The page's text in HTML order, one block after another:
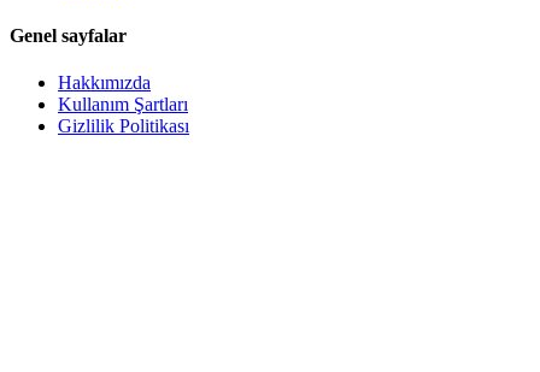
Genel sayfalar
Hakkımızda
Kullanım Şartları
Gizlilik Politikası